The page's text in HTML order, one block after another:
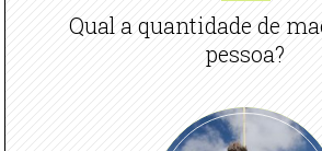
Qual a quantidade de
pessoa?